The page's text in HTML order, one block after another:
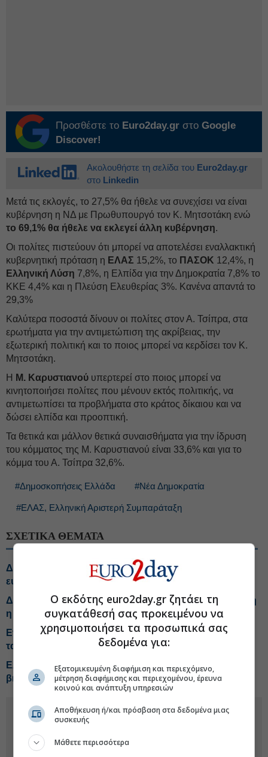
Προσθέστε το Euro2day.gr στο Google
Discover!
Ακολουθήστε τη σελίδα του Euro2day.gr
στο Linkedin
Μετά τις εκλογές, το 27,5% θα ήθελε να συνεχίσει να είναι
κυβέρνηση η ΝΔ με Πρωθυπουργό τον Κ. Μητσοτάκη ενώ
το 69,1% θα ήθελε να εκλεγεί άλλη κυβέρνηση.
Οι πολίτες πιστεύουν ότι μπορεί να αποτελέσει εναλλακτική
κυβερνητική πρόταση η ΕΛΑΣ 15,2%, το ΠΑΣΟΚ 12,4%, η
Ελληνική Λύση 7,8%, η Ελπίδα για την Δημοκρατία 7,8% το
ΚΚΕ 4,4% και η Πλεύση Ελευθερίας 3%. Κανένα απαντά το
29,3%
Καλύτερα ποσοστά δίνουν οι πολίτες στον Α. Τσίπρα, στα
ερωτήματα για την αντιμετώπιση της ακρίβειας, την
εξωτερική πολιτική και το ποιος μπορεί να κερδίσει τον Κ.
Μητσοτάκη.
Η Μ. Καρυστιανού υπερτερεί στο ποιος μπορεί να
κινητοποιήσει πολίτες που μένουν εκτός πολιτικής, να
αντιμετωπίσει τα προβλήματα στο κράτος δίκαιου και να
δώσει ελπίδα και προοπτική.
Τα θετικά και μάλλον θετικά συναισθήματα για την ίδρυση
του κόμματος της Μ. Καρυστιανού είναι 33,6% και για το
κόμμα του Α. Τσίπρα 32,6%.
#Δημοσκοπήσεις Ελλάδα #Νέα Δημοκρατία
#ΕΛΑΣ, Ελληνική Αριστερή Συμπαράταξη
ΣΧΕΤΙΚΑ ΘΕΜΑΤΑ
Δημοσκόπηση Marc: Στο 30,8% η Νέα Δημοκρατία,
ευρύ προβάδισμα έναντι ΕΛΑΣ
Δημοσκόπηση Interview: Στο 26,8% η ΝΔ, υπολογίσιμη
η δυναμική Σαμαρά
Ενημερώθηκε για τις επιχειρήσεις πυρόσβεσης και για
τα ελικόπτερα ο Κ. Μητσοτάκης
ΕΛΑΣ: Εθνικό Σχέδιο Τουριστικών Προορισμών για
βιώσιμη ανάπτυξη
Ο εκδότης euro2day.gr ζητάει τη
συγκατάθεσή σας προκειμένου να
χρησιμοποιήσει τα προσωπικά σας
δεδομένα για:
Εξατομικευμένη διαφήμιση και περιεχόμενο,
μέτρηση διαφήμισης και περιεχομένου, έρευνα
κοινού και ανάπτυξη υπηρεσιών
Αποθήκευση ή/και πρόσβαση στα δεδομένα μιας
συσκευής
Μάθετε περισσότερα